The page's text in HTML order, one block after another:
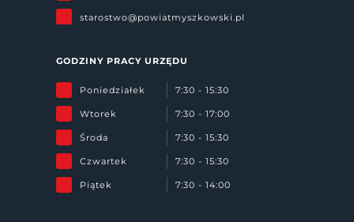
starostwo@powiatmyszkowski.pl
GODZINY PRACY URZĘDU
Poniedziałek 7:30 - 15:30
Wtorek 7:30 - 17:00
Środa 7:30 - 15:30
Czwartek 7:30 - 15:30
Piątek 7:30 - 14:00